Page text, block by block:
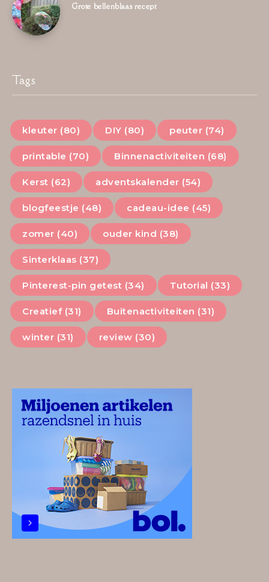
Grote bellenblaas recept
Tags
kleuter (80) DIY (80) peuter (74)
printable (70) Binnenactiviteiten (68)
Kerst (62) adventskalender (54)
blogfeestje (48) cadeau-idee (45)
zomer (40) ouder kind (38)
Sinterklaas (37)
Pinterest-pin getest (34) Tutorial (33)
Creatief (31) Buitenactiviteiten (31)
winter (31) review (30)